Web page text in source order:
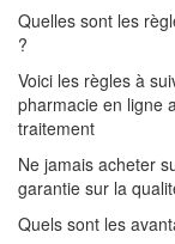
Quelles sont les
?
Voici les règles à
pharmacie en ligne
traitement
Ne jamais acheter
garantie sur la
Quels sont les